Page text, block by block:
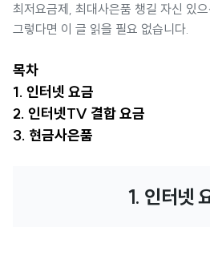
최저요금제, 최대사은품 챙길 자신 있
그렇다면 이 글 읽을 필요 없습니다.
목차
1. 인터넷 요금
2. 인터넷TV 결합 요금
3. 현금사은품
1. 인터넷